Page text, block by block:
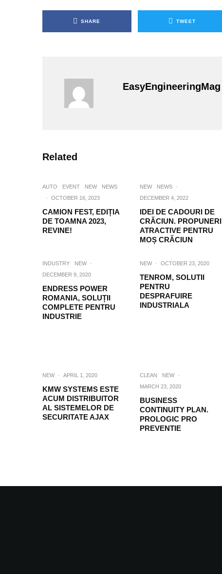
SHARE TWEET
EasyEngineeringMag
Related
AUTO EVENT NEW
NEWS
·
OCTOBER 16, 2023
CAMION FEST, EDIȚIA
DE TOAMNA 2023,
REVINE!
NEW NEWS
·
DECEMBER 4, 2022
IDEI DE CADOURI DE
CRĂCIUN. PROPUNERI
ATRACTIVE PENTRU
MOȘ CRĂCIUN
INDUSTRY NEW
·
DECEMBER 9, 2020
ENDRESS POWER
ROMANIA, SOLUȚII
COMPLETE PENTRU
INDUSTRIE
NEW · OCTOBER 23, 2020
TENROM, SOLUTII
PENTRU
DESPRAFUIRE
INDUSTRIALA
NEW · APRIL 1, 2020
KMW SYSTEMS ESTE
ACUM DISTRIBUITOR
AL SISTEMELOR DE
SECURITATE AJAX
CLEAN NEW
·
MARCH 23, 2020
BUSINESS
CONTINUITY PLAN.
PROLOGIC PRO
PREVENTIE